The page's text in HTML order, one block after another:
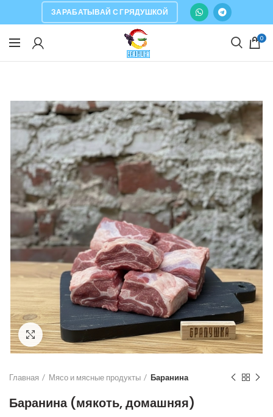
ЗАРАБАТЫВАЙ С ГРЯДУШКОЙ
0
Click to enlarge
Главная Мясо и мясные продукты Баранина
Баранина (мякоть, домашняя)